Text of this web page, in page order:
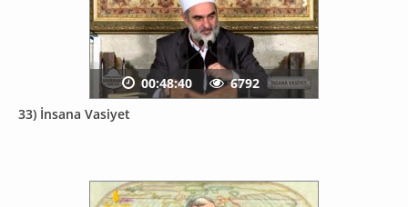
33) İnsana Vasiyet
00:48:40 6792